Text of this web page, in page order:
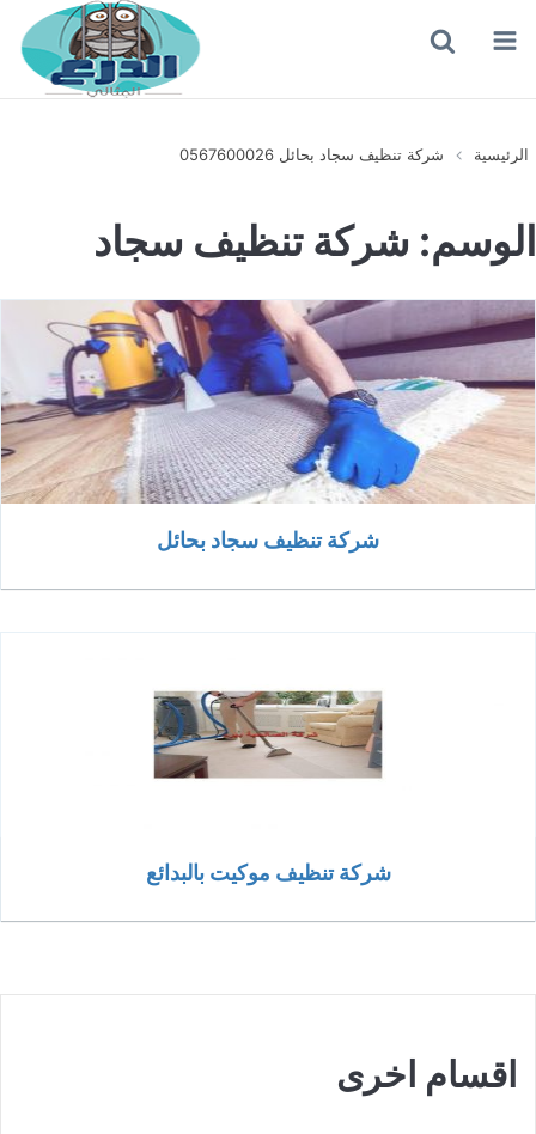
القائمة
الرئيسية شركة تنظيف سجاد بحائل 0567600026
الوسم: شركة تنظيف سجاد
شركة تنظيف سجاد بحائل
شركة تنظيف موكيت بالبدائع
اقسام اخرى